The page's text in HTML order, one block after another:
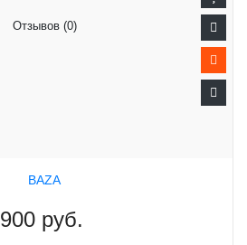
Отзывов (0)
BAZA
900 руб.